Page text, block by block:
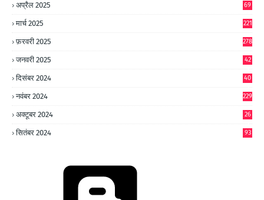
अप्रैल 2025 69
मार्च 2025 221
फ़रवरी 2025 278
जनवरी 2025
42
दिसंबर 2024
40
नवंबर 2024 229
अक्टूबर 2024
26
सितंबर 2024 93